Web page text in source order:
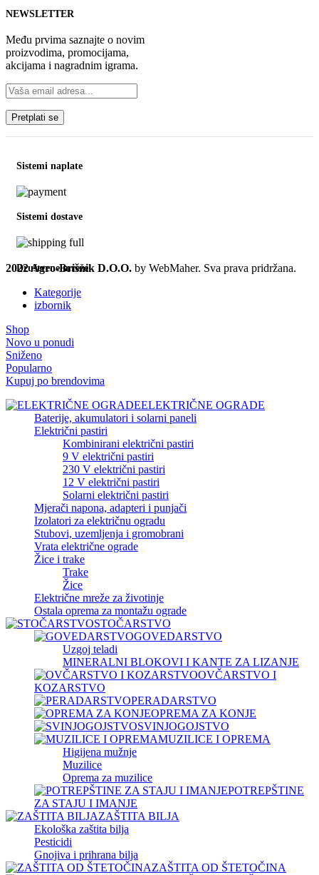
NEWSLETTER
Među prvima saznajte o novim
proizvodima, promocijama,
akcijama i nagradnim igrama.
Sistemi naplate
Sistemi dostave
Društvene mreže
2022 Agro-Brišnik D.O.O. by WebMaher. Sva prava pridržana.
Kategorije
izbornik
Shop
Novo u ponudi
Sniženo
Popularno
Kupuj po brendovima
ELEKTRIČNE OGRADE
Baterije, akumulatori i solarni paneli
Električni pastiri
Kombinirani električni pastiri
9 V električni pastiri
230 V električni pastiri
12 V električni pastiri
Solarni električni pastiri
Mjerači napona, adapteri i punjači
Izolatori za električnu ogradu
Stubovi, uzemljenja i gromobrani
Vrata električne ograde
Žice i trake
Trake
Žice
Električne mreže za životinje
Ostala oprema za montažu ograde
STOČARSTVO
GOVEDARSTVO
Uzgoj teladi
MINERALNI BLOKOVI I KANTE ZA LIZANJE
OVČARSTVO I
KOZARSTVO
PERADARSTVO
OPREMA ZA KONJE
SVINJOGOJSTVO
MUZILICE I OPREMA
Higijena mužnje
Muzilice
Oprema za muzilice
POTREPŠTINE
ZA STAJU I IMANJE
ZAŠTITA BILJA
Ekološka zaštita bilja
Pesticidi
Gnojiva i prihrana bilja
ZAŠTITA OD ŠTETOČINA